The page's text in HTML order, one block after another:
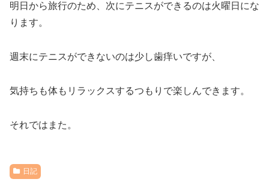
明日から旅行のため、次にテニスができるのは火曜日にな
ります。
週末にテニスができないのは少し歯痒いですが、
気持ちも体もリラックスするつもりで楽しんできます。
それではまた。
日記